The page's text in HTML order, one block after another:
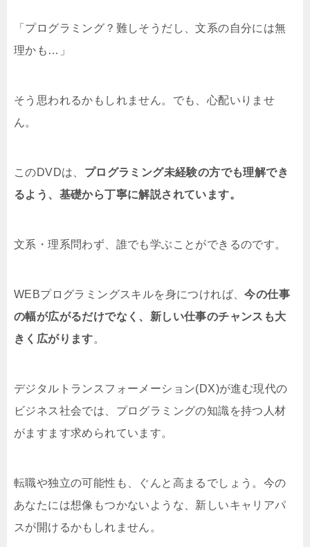
「プログラミング？難しそうだし、文系の自分には無
理かも…」
そう思われるかもしれません。でも、心配いりませ
ん。
このDVDは、 プログラミング未経験の方でも理解でき
るよう、基礎から丁寧に解説されています。
文系・理系問わず、誰でも学ぶことができるのです。
WEBプログラミングスキルを身につければ、今の仕事
の幅が広がるだけでなく、新しい仕事のチャンスも大
きく広がります。
デジタルトランスフォーメーション(DX)が進む現代の
ビジネス社会では、プログラミングの知識を持つ人材
がますます求められています。
転職や独立の可能性も、ぐんと高まるでしょう。今の
あなたには想像もつかないような、新しいキャリアパ
スが開けるかもしれません。